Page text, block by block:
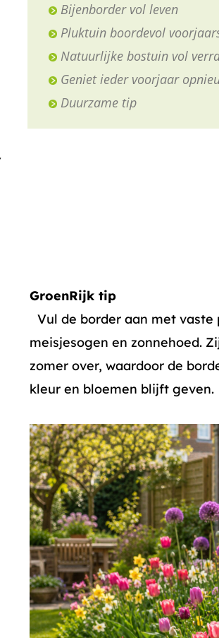
Bijenborder vol leven
Pluktuin boordevol
Natuurlijke bostuin vol
Geniet ieder voorjaar
Duurzame tip
GroenRijk tip
Vul de border aan met
meisjesogen en zonnehoed.
zomer over, waardoor de
kleur en bloemen blijft geven.